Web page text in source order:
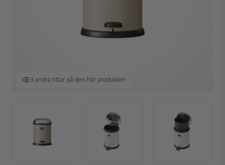
3 andra tittar på den här produkten